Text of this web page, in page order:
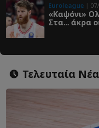
Euroleague |
«Καψόνι»
Στα... άκρα
Τελευταία Νέα